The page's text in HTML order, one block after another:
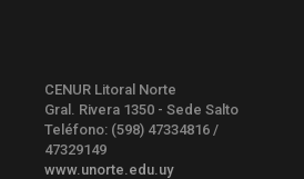
CENUR Litoral Norte
Gral. Rivera 1350 - Sede Salto
Teléfono: (598) 47334816 /
47329149
www.unorte.edu.uy